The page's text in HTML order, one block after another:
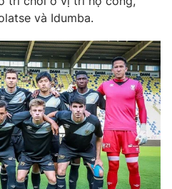
và Idumba.